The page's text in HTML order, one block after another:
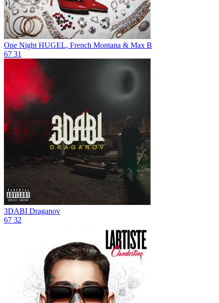
One Night HUGEL, French Montana & Max B
67 31
3DABI Draganov
67 32